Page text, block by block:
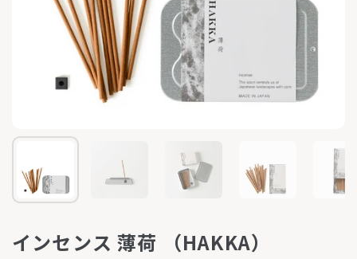
インセンス 薄荷 （HAKKA）